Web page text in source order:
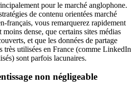
pour le marché anglophone.
de contenu orientées marché
français, vous remarquerez rapidement
dense, que certains sites médias
et que les données de partage
très utilisées en France (comme LinkedIn
sont parfois lacunaires.
non négligeable